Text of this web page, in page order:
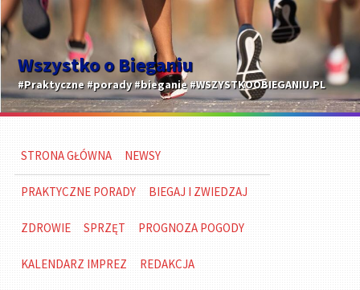
Wszystko o Bieganiu
#Praktyczne #porady #bieganie #WSZYSTKOOBIEGANIU.PL
STRONA GŁÓWNA NEWSY
PRAKTYCZNE PORADY BIEGAJ I ZWIEDZAJ
ZDROWIE SPRZĘT PROGNOZA POGODY
KALENDARZ IMPREZ REDAKCJA